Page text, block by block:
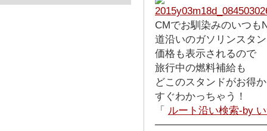
CMでお馴染みのいつも
道沿いのガソリンスタ
価格も表示されるので
旅行中の燃料補給も
どこのスタンドがお得か
すぐわかっちゃう！
「 ルート沿い検索-by